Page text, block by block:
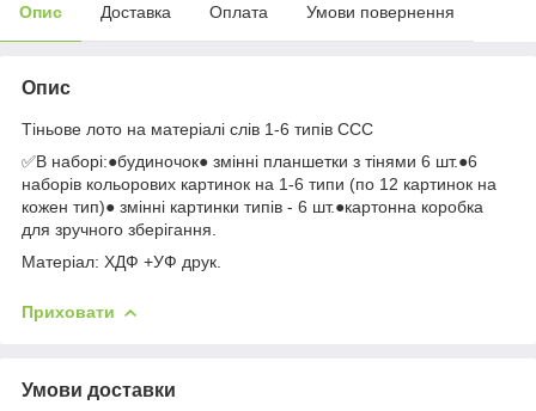
Опис Доставка Оплата Умови повернення
Опис
Тіньове лото на матеріалі слів 1-6 типів ССС
✅️В наборі:●будиночок● змінні планшетки з тінями 6 шт.●6
наборів кольорових картинок на 1-6 типи (по 12 картинок на
кожен тип)● змінні картинки типів - 6 шт.●картонна коробка
для зручного зберігання.
Матеріал: ХДФ +УФ друк.
Приховати
Умови доставки